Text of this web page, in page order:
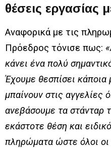
θέσεις εργασίας
Αναφορικά με τις
Πρόεδρος τόνισε πως:
κάνει ένα πολύ
Έχουμε θεσπίσει
μπαίνουν στις αγγελίες
ανεβάσουμε τα στάνταρ
εκάστοτε θέση και
πληρώματα ώστε όλοι οι